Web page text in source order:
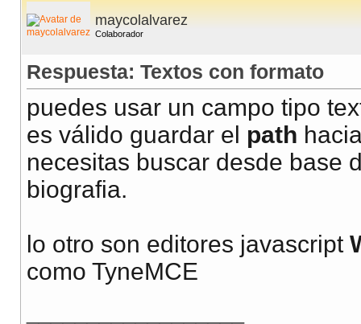
maycolalvarez
Colaborador
Respuesta: Textos con formato
puedes usar un campo tipo
es válido guardar el path
necesitas buscar desde base
biografia.
lo otro son editores javascript
como TyneMCE